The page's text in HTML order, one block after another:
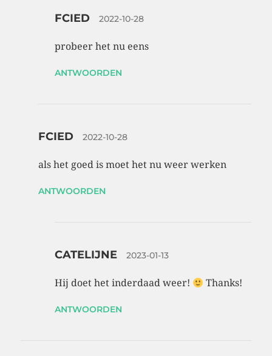
FCIED 2022-10-28
probeer het nu eens
ANTWOORDEN
FCIED 2022-10-28
als het goed is moet het nu weer werken
ANTWOORDEN
CATELIJNE 2023-01-13
Hij doet het inderdaad weer! Thanks!
ANTWOORDEN